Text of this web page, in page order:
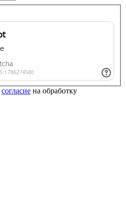
согласие на обработку